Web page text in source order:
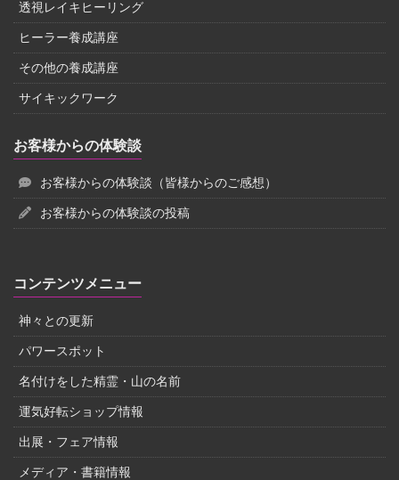
透視レイキヒーリング
ヒーラー養成講座
その他の養成講座
サイキックワーク
お客様からの体験談
お客様からの体験談（皆様からのご感想）
お客様からの体験談の投稿
コンテンツメニュー
神々との更新
パワースポット
名付けをした精霊・山の名前
運気好転ショップ情報
出展・フェア情報
メディア・書籍情報